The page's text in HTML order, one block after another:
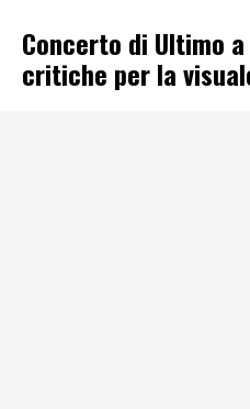
Concerto di Ultimo
critiche per la